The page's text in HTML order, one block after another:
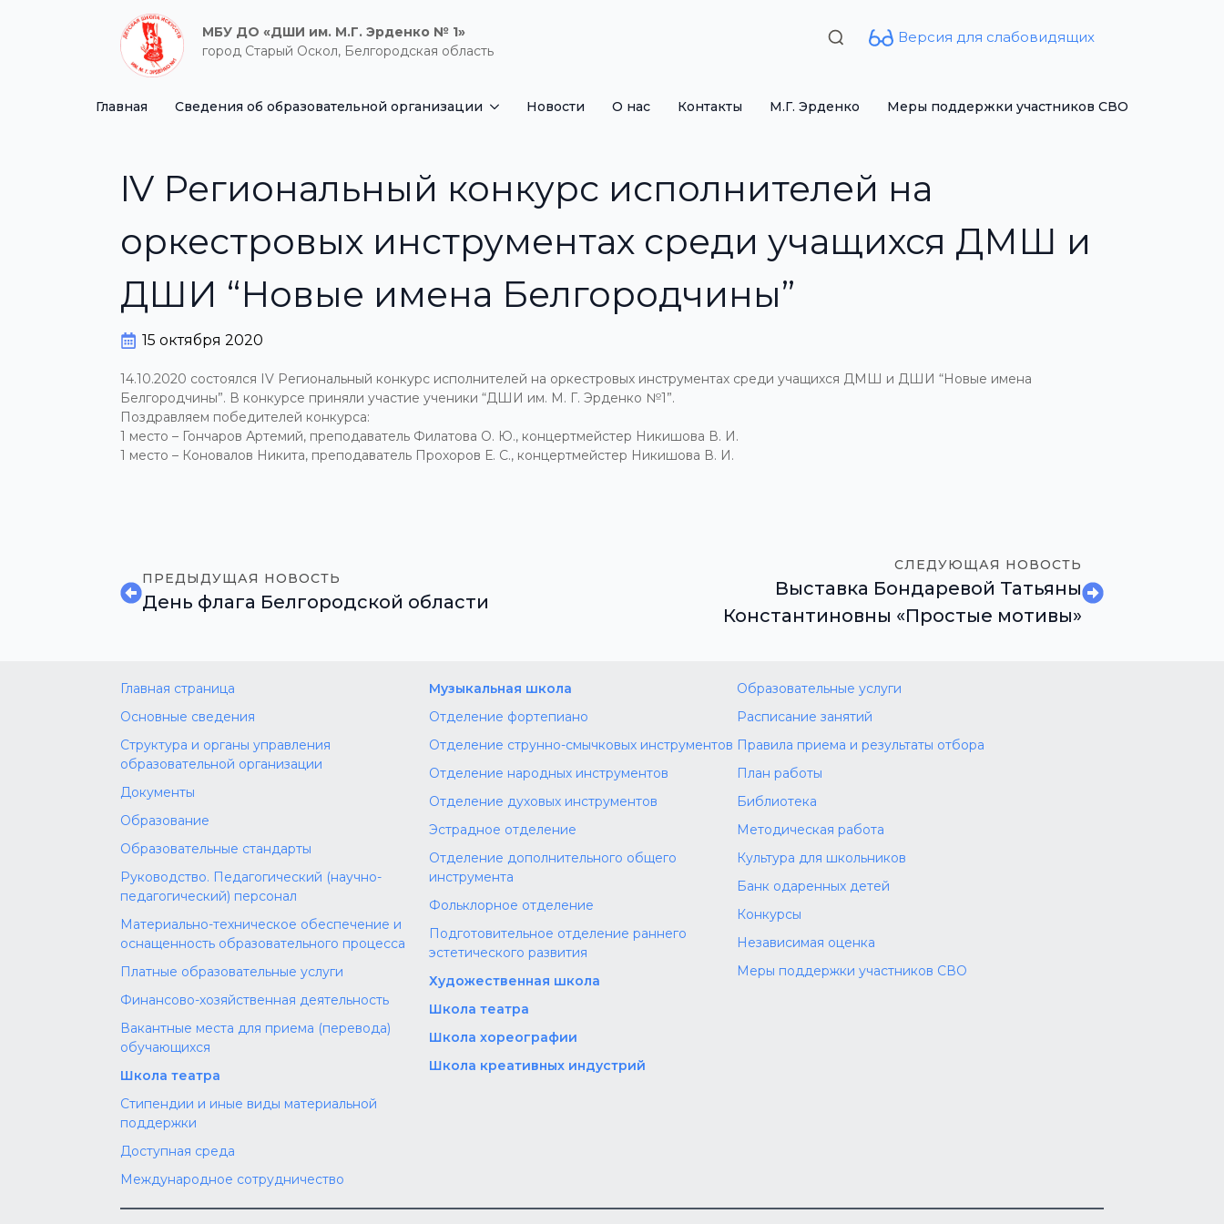
МБУ ДО «ДШИ им. М.Г. Эрденко № 1»
город Старый Оскол, Белгородская область
Версия для слабовидящих
Главная Сведения об образовательной организации Новости О нас Контакты М.Г. Эрденко Меры поддержки участников СВО
IV Региональный конкурс исполнителей на
оркестровых инструментах среди учащихся ДМШ и
ДШИ “Новые имена Белгородчины”
15 октября 2020
14.10.2020 состоялся IV Региональный конкурс исполнителей на оркестровых инструментах среди учащихся ДМШ и ДШИ “Новые имена
Белгородчины”. В конкурсе приняли участие ученики “ДШИ им. М. Г. Эрденко №1”.
Поздравляем победителей конкурса:
1 место – Гончаров Артемий, преподаватель Филатова О. Ю., концертмейстер Никишова В. И.
1 место – Коновалов Никита, преподаватель Прохоров Е. С., концертмейстер Никишова В. И.
ПРЕДЫДУЩАЯ НОВОСТЬ
День флага Белгородской области
СЛЕДУЮЩАЯ НОВОСТЬ
Выставка Бондаревой Татьяны
Константиновны «Простые мотивы»
Главная страница
Основные сведения
Структура и органы управления
образовательной организации
Документы
Образование
Образовательные стандарты
Руководство. Педагогический (научно-
педагогический) персонал
Материально-техническое обеспечение и
оснащенность образовательного процесса
Платные образовательные услуги
Финансово-хозяйственная деятельность
Вакантные места для приема (перевода)
обучающихся
Школа театра
Стипендии и иные виды материальной
поддержки
Доступная среда
Международное сотрудничество
Музыкальная школа
Отделение фортепиано
Отделение струнно-смычковых инструментов
Отделение народных инструментов
Отделение духовых инструментов
Эстрадное отделение
Отделение дополнительного общего
инструмента
Фольклорное отделение
Подготовительное отделение раннего
эстетического развития
Художественная школа
Школа‌‌‌‌ театра
Школа хореографии
Школа креативных индустрий
Образовательные услуги
Расписание занятий
Правила приема и результаты отбора
План работы
Библиотека
Методическая работа
Культура для школьников
Банк одаренных детей
Конкурсы
Независимая оценка
Меры поддержки участников СВО